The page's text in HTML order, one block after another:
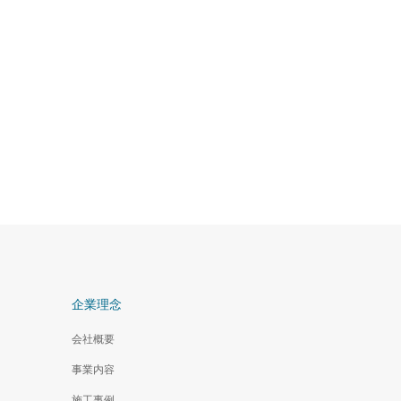
企業理念
会社概要
事業内容